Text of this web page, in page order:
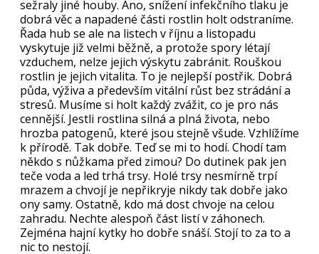
sežraly jiné houby. Ano, snížení infekčního tlaku je
dobrá věc a napadené části rostlin holt odstraníme.
Řada hub se ale na listech v říjnu a listopadu
vyskytuje již velmi běžně, a protože spory létají
vzduchem, nelze jejich výskytu zabránit. Rouškou
rostlin je jejich vitalita. To je nejlepší postřik. Dobrá
půda, výživa a především vitální růst bez strádání a
stresů. Musíme si holt každý zvážit, co je pro nás
cennější. Jestli rostlina silná a plná života, nebo
hrozba patogenů, které jsou stejně všude. Vzhlížíme
k přírodě. Tak dobře. Teď se mi to hodí. Chodí tam
někdo s nůžkama před zimou? Do dutinek pak jen
teče voda a led trhá trsy. Holé trsy nesmírně trpí
mrazem a chvojí je nepřikryje nikdy tak dobře jako
ony samy. Ostatně, kdo má dost chvoje na celou
zahradu. Nechte alespoň část listí v záhonech.
Zejména hajní kytky ho dobře snáší. Stojí to za to a
nic to nestojí.